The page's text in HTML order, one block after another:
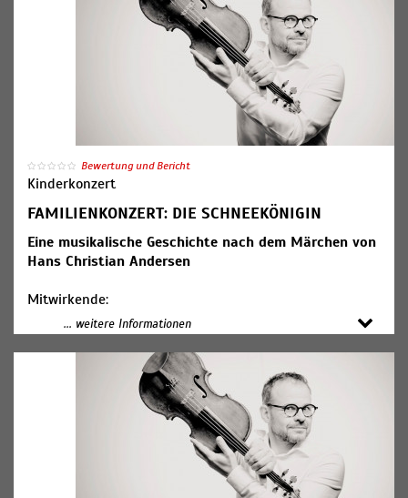
19:00 Uhr Konzerteinführung
Bewertung und Bericht
Kinderkonzert
FAMILIENKONZERT: DIE SCHNEEKÖNIGIN
Eine musikalische Geschichte nach dem Märchen von
Hans Christian Andersen
Mitwirkende:
Hwa-Won Rimmer und Jing Wen-Siefert, Violine
Jean-Christophe Garzia, Viola (Foto)
Rahel Krämer, Violoncello
Carolina Nees, Moderation
... weitere Informationen